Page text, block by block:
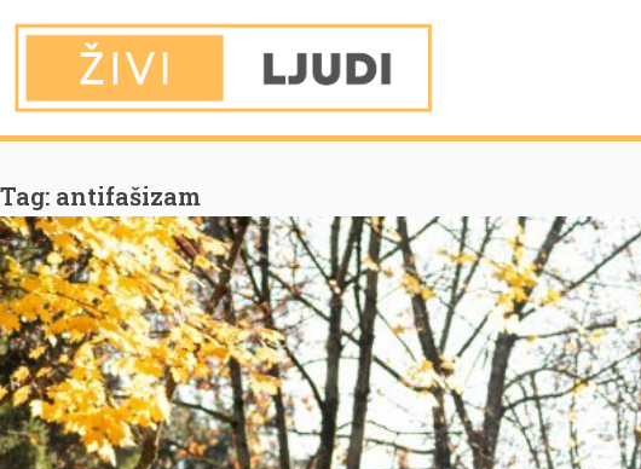
You are Here
Home
antifašizam
Tag: antifašizam